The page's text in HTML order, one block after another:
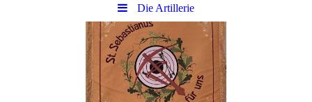
Die Artillerie